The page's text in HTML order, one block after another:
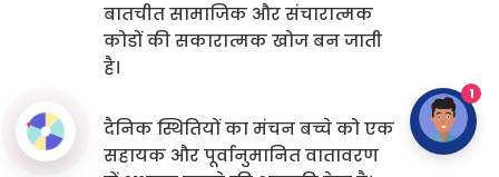
बातचीत सामाजिक और संचारात्मक
कोडों की सकारात्मक खोज बन जाती
है।
दैनिक स्थितियों का मंचन बच्चे को एक
सहायक और पूर्वानुमानित वातावरण
1